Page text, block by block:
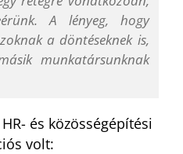
A lényeg, hogy
a döntéseknek is,
munkatársunknak
és közösségépítési
volt: